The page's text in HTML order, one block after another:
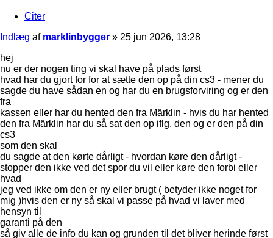
Citer
Indlæg af marklinbygger » 25 jun 2026, 13:28
hej
nu er der nogen ting vi skal have på plads først
hvad har du gjort for for at sætte den op på din cs3 - mener du
sagde du have sådan en og har du en brugsforviring og er den
fra
kassen eller har du hented den fra Märklin - hvis du har hented
den fra Märklin har du så sat den op iflg. den og er den på din
cs3
som den skal
du sagde at den kørte dårligt - hvordan køre den dårligt -
stopper den ikke ved det spor du vil eller køre den forbi eller
hvad
jeg ved ikke om den er ny eller brugt ( betyder ikke noget for
mig )hvis den er ny så skal vi passe på hvad vi laver med
hensyn til
garanti på den
så giv alle de info du kan og grunden til det bliver herinde først